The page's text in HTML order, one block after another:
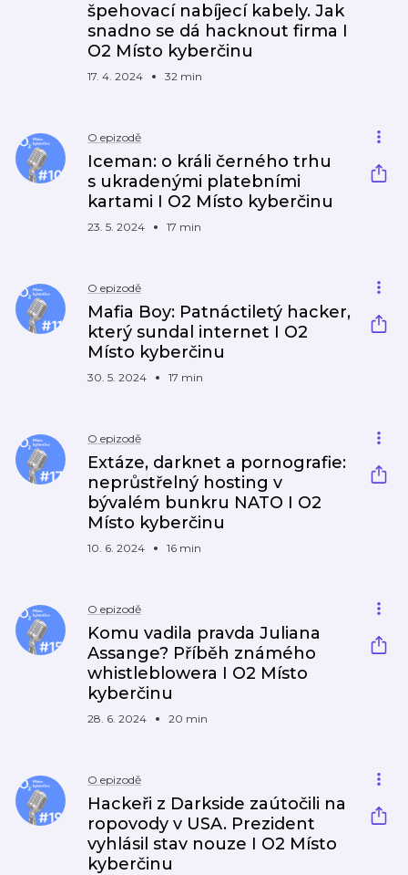
špehovací nabíjecí kabely. Jak
snadno se dá hacknout firma I
O2 Místo kyberčinu
17. 4. 2024 32 min
O epizodě
Iceman: o králi černého trhu
s ukradenými platebními
kartami I O2 Místo kyberčinu
23. 5. 2024 17 min
O epizodě
Mafia Boy: Patnáctiletý hacker,
který sundal internet I O2
Místo kyberčinu
30. 5. 2024 17 min
O epizodě
Extáze, darknet a pornografie:
neprůstřelný hosting v
bývalém bunkru NATO I O2
Místo kyberčinu
10. 6. 2024 16 min
O epizodě
Komu vadila pravda Juliana
Assange? Příběh známého
whistleblowera I O2 Místo
kyberčinu
28. 6. 2024 20 min
O epizodě
Hackeři z Darkside zaútočili na
ropovody v USA. Prezident
vyhlásil stav nouze I O2 Místo
kyberčinu